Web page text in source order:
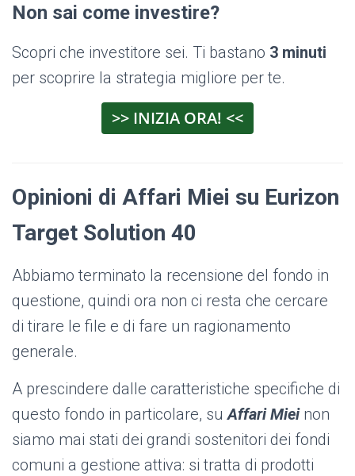
Non sai come investire?
Scopri che investitore sei. Ti bastano 3 minuti
per scoprire la strategia migliore per te.
>> INIZIA ORA! <<
Opinioni di Affari Miei su Eurizon
Target Solution 40
Abbiamo terminato la recensione del fondo in
questione, quindi ora non ci resta che cercare
di tirare le file e di fare un ragionamento
generale.
A prescindere dalle caratteristiche specifiche di
questo fondo in particolare, su AffariMieinon
siamo mai stati dei grandi sostenitori dei fondi
comuni a gestione attiva: si tratta di prodotti